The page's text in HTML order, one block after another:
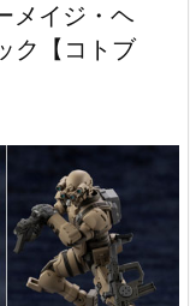
メイジ・ヘ
ク【コトブ